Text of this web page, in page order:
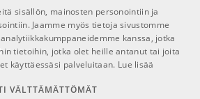
Puh: 0207 282240 (arkisin klo
13-17)
Puh: 0207 282250 (myymälä)
00580 Helsinki
FINNISH
FINNISH
sisällön, mainosten personointiin ja
Jaamme myös tietoja sivustomme
kanssa, jotka
tietoihin, jotka olet heille antanut tai joita
käyttäessäsi palveluitaan. Lue lisää
VÄLTTÄMÄTTÖMÄT